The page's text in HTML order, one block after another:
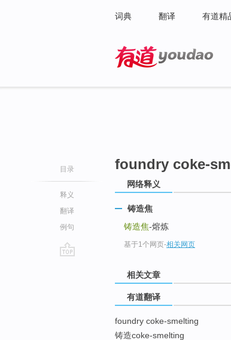
词典 翻译 有道精
目录
释义
翻译
例句
foundry coke-
网络释义
铸造焦
铸造焦-熔炼
基于1个网页-相关网页
相关文章
有道翻译
foundry coke-smelting
铸造coke-smelting